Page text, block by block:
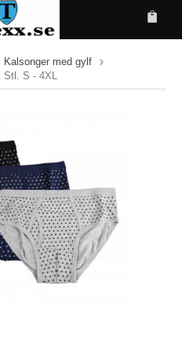
Kalsonger med gylf
Stl. S - 4XL